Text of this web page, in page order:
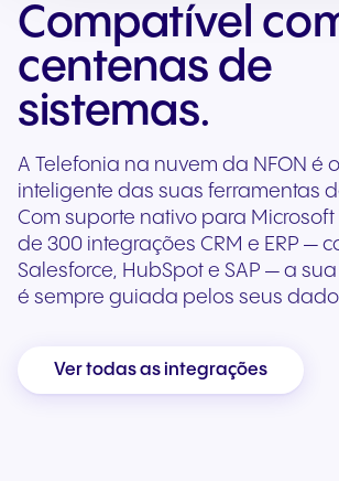
Compatível
centenas de
sistemas.
A Telefonia na nuvem da NFON é
inteligente das suas ferramentas
Com suporte nativo para Microsoft
de 300 integrações CRM e ERP —
Salesforce, HubSpot e SAP — a
é sempre guiada pelos seus
Ver todas as integrações